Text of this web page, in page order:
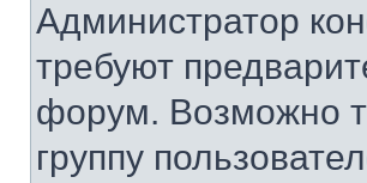
Администратор
требуют
форум. Возможно
группу